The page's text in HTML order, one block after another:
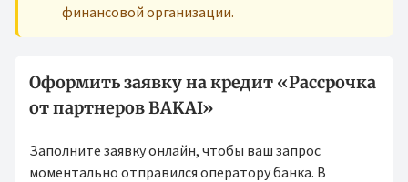
финансовой организации.
Оформить заявку на кредит «Рассрочка
от партнеров BAKAI»
Заполните заявку онлайн, чтобы ваш запрос
моментально отправился оператору банка. В